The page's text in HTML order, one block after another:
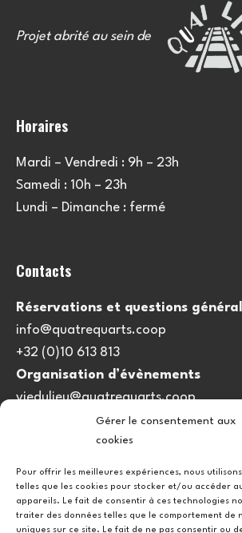
Gérer le consentement aux
cookies
Pour offrir les meilleures expériences, nous
telles que les cookies pour stocker et/ou accéder
appareils. Le fait de consentir à ces technologies
traiter des données telles que le comportement de
uniques sur ce site. Le fait de ne pas consentir ou
Projet abrité au sein de
Horaires
Mardi – Vendredi : 9h – 23h
Samedi : 10h – 23h
Lundi – Dimanche : fermé
Contacts
Réservations et questions
info@quatrequarts.coop
+32 (0)10 613 813
Organisation d’évènements
viedulieu@quatrequarts.coop
Politique de cookies (UE)